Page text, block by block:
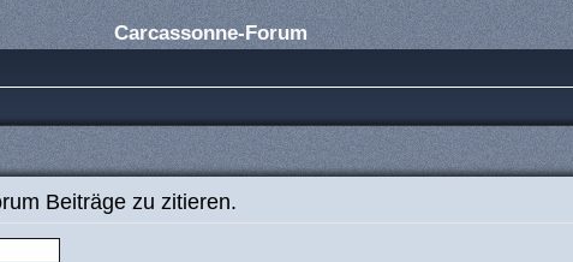
Carcassonne-Forum
Beiträge zu zitieren.